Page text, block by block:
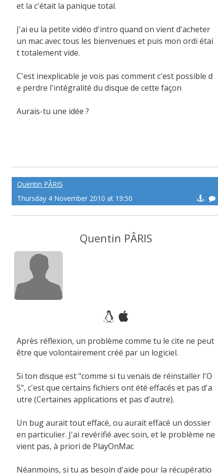
et la c'était la panique total.
J'ai eu la petite vidéo d'intro quand on vient d'acheter
un mac avec tous les bienvenues et puis mon ordi étai
t totalement vide.
C'est inexplicable je vois pas comment c'est possible d
e perdre l'intégralité du disque de cette façon
Aurais-tu une idée ?
Quentin PÂRIS
Thursday 4 November 2010 at 19:50
Quentin PÂRIS
Après réflexion, un problème comme tu le cite ne peut
être que volontairement créé par un logiciel.
Si ton disque est "comme si tu venais de réinstaller l'O
S", c'est que certains fichiers ont été effacés et pas d'a
utre (Certaines applications et pas d'autre).
Un bug aurait tout effacé, ou aurait effacé un dossier
en particulier. J'ai revérifié avec soin, et le problème ne
vient pas, à priori de PlayOnMac
Néanmoins, si tu as besoin d'aide pour la récupératio